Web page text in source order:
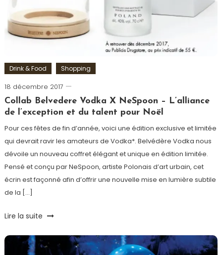
Drink & Food Shopping
18 décembre 2017
Romain-
Paris
Collab Belvedere Vodka X NeSpoon – L’alliance
de l’exception et du talent pour Noël
Pour ces fêtes de fin d’année, voici une édition exclusive et limitée
qui devrait ravir les amateurs de Vodka*. Belvédère Vodka nous
dévoile un nouveau coffret élégant et unique en édition limitée.
Pensé et conçu par NeSpoon, artiste Polonais d’art urbain, cet
écrin est façonné afin d’offrir une nouvelle mise en lumière subtile
de la […]
Tagged
Vodka,
collector
Lire la suite